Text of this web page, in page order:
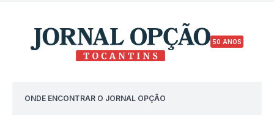
50 ANOS
ONDE ENCONTRAR O JORNAL OPÇÃO